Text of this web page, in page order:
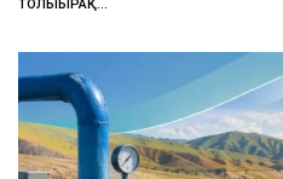
ТОЛЫҒЫРАҚ...